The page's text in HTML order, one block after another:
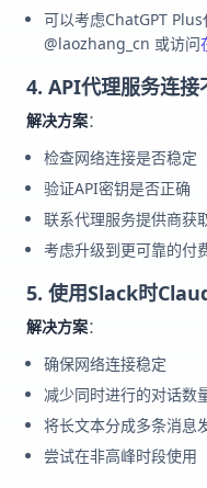
可以考虑ChatGPT
@laozhang_cn 或访问
4. API代理服务连接
解决方案：
检查网络连接是否稳定
验证API密钥是否正确
联系代理服务提供商获
考虑升级到更可靠的付
5. 使用Slack时
解决方案：
确保网络连接稳定
减少同时进行的对话数
将长文本分成多条消息
尝试在非高峰时段使用